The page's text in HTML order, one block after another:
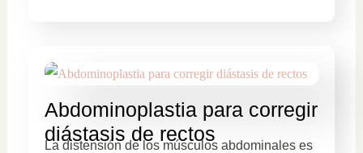
Abdominoplastia para corregir
diástasis de rectos
La distensión de los músculos abdominales es